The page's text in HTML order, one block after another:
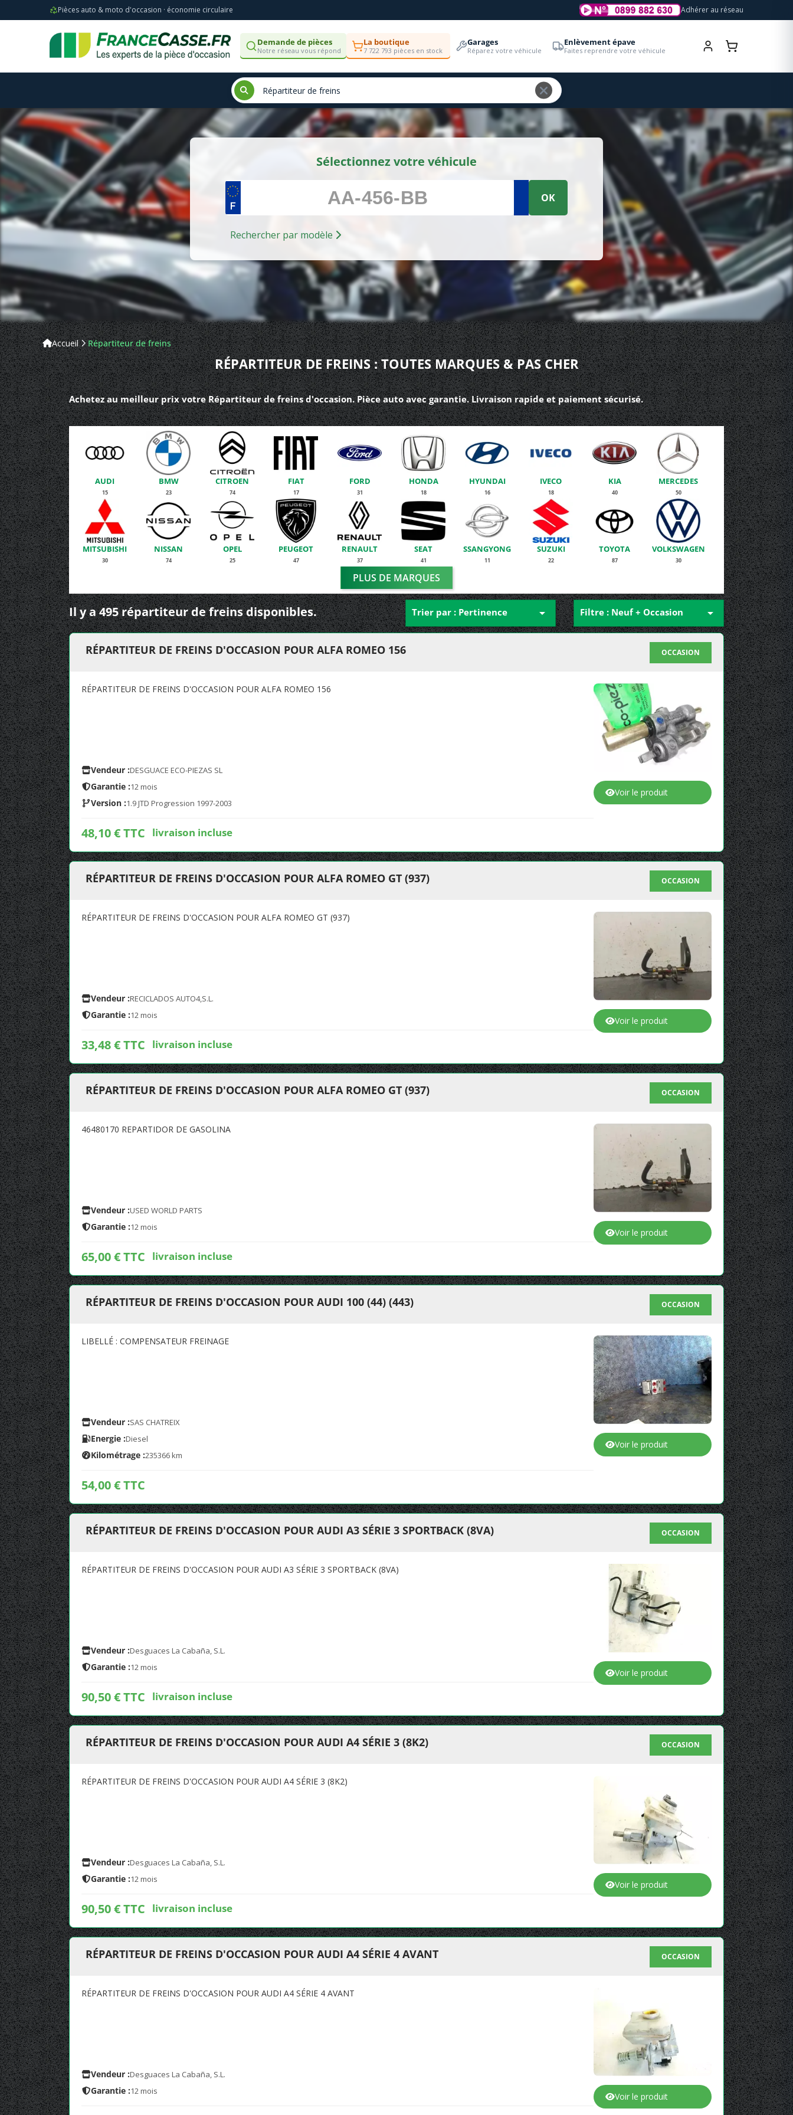
Pièces auto & moto d'occasion · économie circulaire Adhérer au réseau
Demande de pièces
Notre réseau vous répond
La boutique
7 722 793 pièces en stock
Garages
Réparez votre véhicule
Enlèvement épave
Faites reprendre votre véhicule
Sélectionnez votre véhicule
OK
Rechercher par modèle
Accueil Répartiteur de freins
RÉPARTITEUR DE FREINS : TOUTES MARQUES & PAS CHER
Achetez au meilleur prix votre Répartiteur de freins d'occasion. Pièce auto avec garantie. Livraison rapide et paiement sécurisé.
AUDI
15
BMW
23
CITROEN
74
FIAT
17
FORD
31
HONDA
18
HYUNDAI
16
IVECO
18
KIA
40
MERCEDES
50
MITSUBISHI
30
NISSAN
74
OPEL
25
PEUGEOT
47
RENAULT
37
SEAT
41
SSANGYONG
11
SUZUKI
22
TOYOTA
87
VOLKSWAGEN
30
PLUS DE MARQUES
Il y a 495 répartiteur de freins disponibles. Trier par : Pertinence  Filtre : Neuf + Occasion 
RÉPARTITEUR DE FREINS D'OCCASION POUR ALFA ROMEO 156 OCCASION
RÉPARTITEUR DE FREINS D'OCCASION POUR ALFA ROMEO 156
Vendeur :DESGUACE ECO-PIEZAS SL
Garantie :12 mois
Version :1.9 JTD Progression 1997-2003
48,10 € TTC livraison incluse
Voir le produit
RÉPARTITEUR DE FREINS D'OCCASION POUR ALFA ROMEO GT (937) OCCASION
RÉPARTITEUR DE FREINS D'OCCASION POUR ALFA ROMEO GT (937)
Vendeur :RECICLADOS AUTO4,S.L.
Garantie :12 mois
33,48 € TTC livraison incluse
Voir le produit
RÉPARTITEUR DE FREINS D'OCCASION POUR ALFA ROMEO GT (937) OCCASION
46480170 REPARTIDOR DE GASOLINA
Vendeur :USED WORLD PARTS
Garantie :12 mois
65,00 € TTC livraison incluse
Voir le produit
RÉPARTITEUR DE FREINS D'OCCASION POUR AUDI 100 (44) (443) OCCASION
LIBELLÉ : COMPENSATEUR FREINAGE
Vendeur :SAS CHATREIX
Energie :Diesel
Kilométrage :235366 km
54,00 € TTC
Voir le produit
RÉPARTITEUR DE FREINS D'OCCASION POUR AUDI A3 SÉRIE 3 SPORTBACK (8VA) OCCASION
RÉPARTITEUR DE FREINS D'OCCASION POUR AUDI A3 SÉRIE 3 SPORTBACK (8VA)
Vendeur :Desguaces La Cabaña, S.L.
Garantie :12 mois
90,50 € TTC livraison incluse
Voir le produit
RÉPARTITEUR DE FREINS D'OCCASION POUR AUDI A4 SÉRIE 3 (8K2) OCCASION
RÉPARTITEUR DE FREINS D'OCCASION POUR AUDI A4 SÉRIE 3 (8K2)
Vendeur :Desguaces La Cabaña, S.L.
Garantie :12 mois
90,50 € TTC livraison incluse
Voir le produit
RÉPARTITEUR DE FREINS D'OCCASION POUR AUDI A4 SÉRIE 4 AVANT OCCASION
RÉPARTITEUR DE FREINS D'OCCASION POUR AUDI A4 SÉRIE 4 AVANT
Vendeur :Desguaces La Cabaña, S.L.
Garantie :12 mois Voir le produit